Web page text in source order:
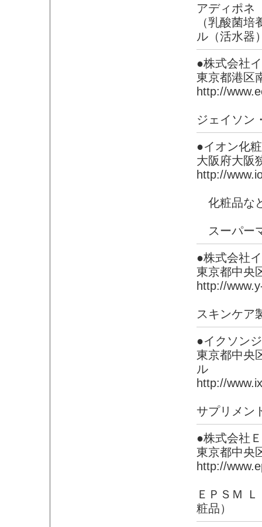
アディポネ
（乳酸菌
ル（活水器
●株式会社
東京都港区
http://
ジェイソン
●イオン化
大阪府大阪
http://
化粧品な
スーパー
●株式会社
東京都中央
http://
スキンケア
●イクソン
東京都中央
ル
http://
サプリメン
●株式会社
東京都中央
http://
ＥＰＳＭ
粧品）